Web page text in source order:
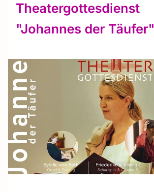
Theatergottesdienst
"Johannes der Täufer"